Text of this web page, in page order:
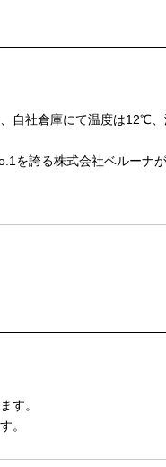
自社倉庫にて温度は12℃
を誇る株式会社ベルーナ
す。
。